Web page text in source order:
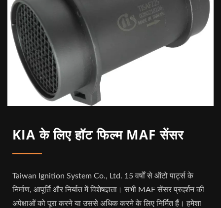
KIA के लिए हॉट फिल्म MAF सेंसर
Taiwan Ignition System Co., Ltd. 15 वर्षों से ऑटो पार्ट्स के
निर्माण, आपूर्ति और निर्यात में विशेषज्ञता। सभी MAF सेंसर प्रदर्शन की
अपेक्षाओं को पूरा करने या उससे अधिक करने के लिए निर्मित हैं। हमेशा